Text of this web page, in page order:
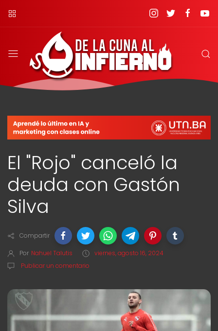
El "Rojo" canceló la
deuda con Gastón
Silva
Compartir
Por Nahuel Talutis
viernes, agosto 16, 2024
Publicar un comentario